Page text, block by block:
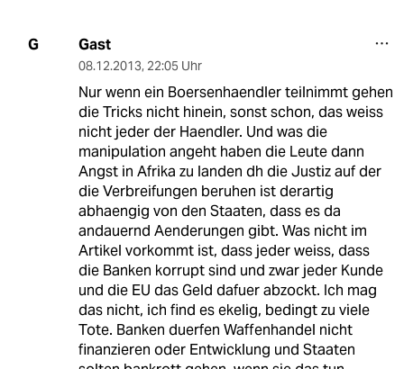
G Gast
08.12.2013, 22:05 Uhr
Nur wenn ein Boersenhaendler teilnimmt gehen
die Tricks nicht hinein, sonst schon, das weiss
nicht jeder der Haendler. Und was die
manipulation angeht haben die Leute dann
Angst in Afrika zu landen dh die Justiz auf der
die Verbreifungen beruhen ist derartig
abhaengig von den Staaten, dass es da
andauernd Aenderungen gibt. Was nicht im
Artikel vorkommt ist, dass jeder weiss, dass
die Banken korrupt sind und zwar jeder Kunde
und die EU das Geld dafuer abzockt. Ich mag
das nicht, ich find es ekelig, bedingt zu viele
Tote. Banken duerfen Waffenhandel nicht
finanzieren oder Entwicklung und Staaten